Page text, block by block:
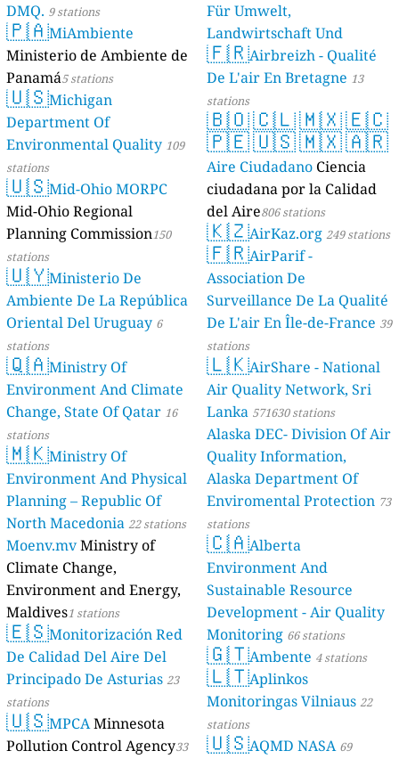
Für Umwelt,
Landwirtschaft Und
Geologie) 50 stations
🇫🇷Airbreizh - Qualité
De L'air En Bretagne 13
stations
🇧🇴🇨🇱🇲🇽🇪🇨
🇵🇪🇺🇸🇲🇽🇦🇷
Aire Ciudadano Ciencia
ciudadana por la Calidad
del Aire806 stations
🇰🇿AirKaz.org 249 stations
🇫🇷AirParif -
Association De
Surveillance De La Qualité
De L'air En Île-de-France 39
stations
🇱🇰AirShare - National
Air Quality Network, Sri
Lanka 571630 stations
Alaska DEC- Division Of Air
Quality Information,
Alaska Department Of
Enviromental Protection 73
stations
🇨🇦Alberta
Environment And
Sustainable Resource
Development - Air Quality
Monitoring 66 stations
🇬🇹Ambente 4 stations
🇱🇹Aplinkos
Monitoringas Vilniaus 22
stations
🇺🇸AQMD NASA 69
DMQ. 9 stations
🇵🇦MiAmbiente
Ministerio de Ambiente de
Panamá5 stations
🇺🇸Michigan
Department Of
Environmental Quality 109
stations
🇺🇸Mid-Ohio MORPC
Mid-Ohio Regional
Planning Commission150
stations
🇺🇾Ministerio De
Ambiente De La República
Oriental Del Uruguay 6
stations
🇶🇦Ministry Of
Environment And Climate
Change, State Of Qatar 16
stations
🇲🇰Ministry Of
Environment And Physical
Planning – Republic Of
North Macedonia 22 stations
Moenv.mvMinistry of
Climate Change,
Environment and Energy,
Maldives1 stations
🇪🇸Monitorización Red
De Calidad Del Aire Del
Principado De Asturias 23
stations
🇺🇸MPCAMinnesota
Pollution Control Agency33